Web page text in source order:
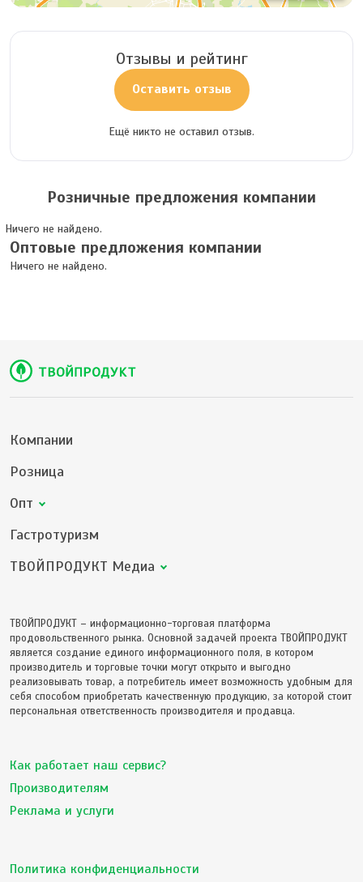
Отзывы и рейтинг
Оставить отзыв
Ещё никто не оставил отзыв.
Розничные предложения компании
Ничего не найдено.
Оптовые предложения компании
Ничего не найдено.
Компании
Розница
Опт
Гастротуризм
ТВОЙПРОДУКТ Медиа
ТВОЙПРОДУКТ – информационно-торговая платформа
продовольственного рынка. Основной задачей проекта ТВОЙПРОДУКТ
является создание единого информационного поля, в котором
производитель и торговые точки могут открыто и выгодно
реализовывать товар, а потребитель имеет возможность удобным для
себя способом приобретать качественную продукцию, за которой стоит
персональная ответственность производителя и продавца.
Как работает наш сервис?
Производителям
Реклама и услуги
Политика конфиденциальности